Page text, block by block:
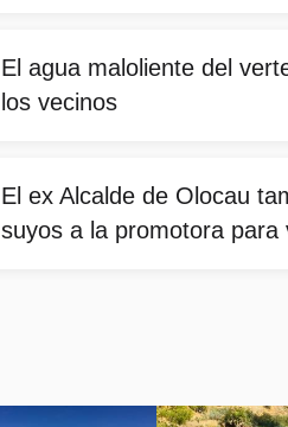
El agua maloliente del
los vecinos
El ex Alcalde de Olocau
suyos a la promotora para